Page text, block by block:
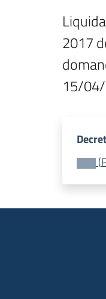
2017
15/
(